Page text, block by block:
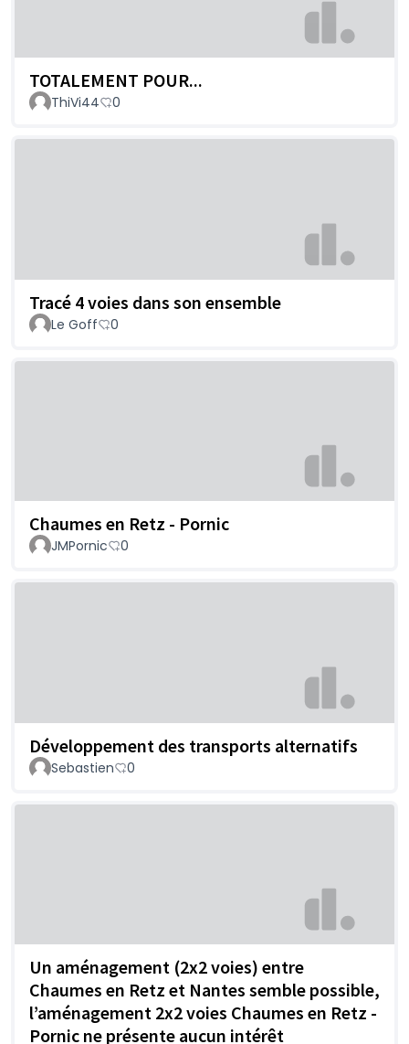
TOTALEMENT POUR...
ThiVi44 0
Tracé 4 voies dans son ensemble
Le Goff 0
Chaumes en Retz - Pornic
JMPornic 0
Développement des transports alternatifs
Sebastien 0
Un aménagement (2x2 voies) entre
Chaumes en Retz et Nantes semble possible,
l’aménagement 2x2 voies Chaumes en Retz -
Pornic ne présente aucun intérêt